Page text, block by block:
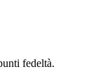
fedeltà.